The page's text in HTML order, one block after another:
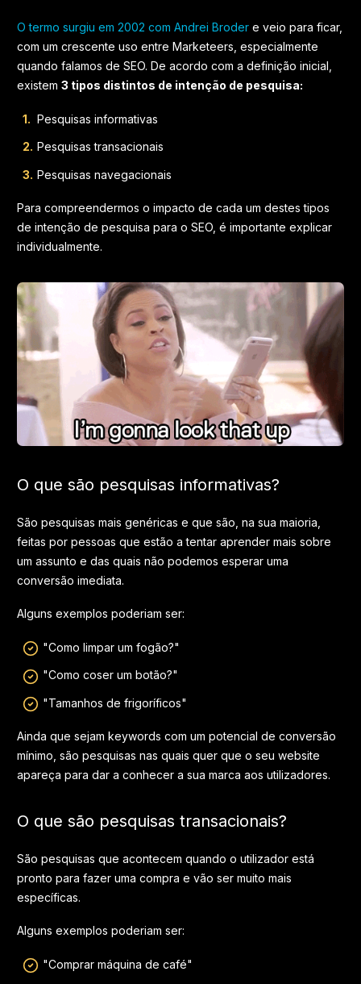
O termo surgiu em 2002 com Andrei Broder e veio para ficar,
com um crescente uso entre Marketeers, especialmente
quando falamos de SEO. De acordo com a definição inicial,
existem 3 tipos distintos de intenção de pesquisa:
Pesquisas informativas
Pesquisas transacionais
Pesquisas navegacionais
Para compreendermos o impacto de cada um destes tipos
de intenção de pesquisa para o SEO, é importante explicar
individualmente.
O que são pesquisas informativas?
São pesquisas mais genéricas e que são, na sua maioria,
feitas por pessoas que estão a tentar aprender mais sobre
um assunto e das quais não podemos esperar uma
conversão imediata.
Alguns exemplos poderiam ser:
"Como limpar um fogão?"
"Como coser um botão?"
"Tamanhos de frigoríficos"
Ainda que sejam keywords com um potencial de conversão
mínimo, são pesquisas nas quais quer que o seu website
apareça para dar a conhecer a sua marca aos utilizadores.
O que são pesquisas transacionais?
São pesquisas que acontecem quando o utilizador está
pronto para fazer uma compra e vão ser muito mais
específicas.
Alguns exemplos poderiam ser:
"Comprar máquina de café"